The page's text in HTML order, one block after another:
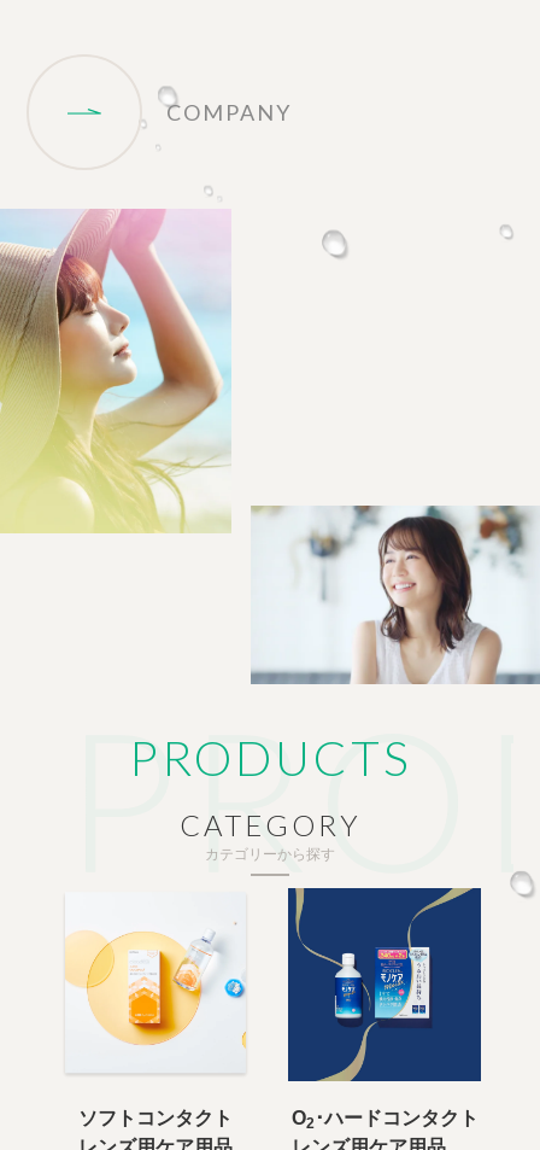
COMPANY
PRODUCTS
CATEGORY
カテゴリーから探す
ソフトコンタクト
O2 ･ハードコンタクト